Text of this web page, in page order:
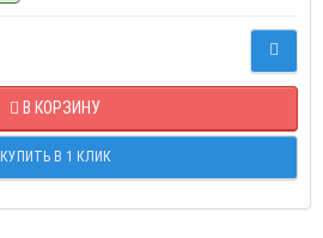
В КОРЗИНУ
КУПИТЬ В 1 КЛИК